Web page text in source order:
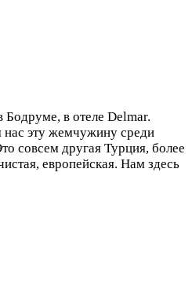
в отеле Delmar.
нас эту жемчужину среди
совсем другая Турция, более
европейская. Нам здесь